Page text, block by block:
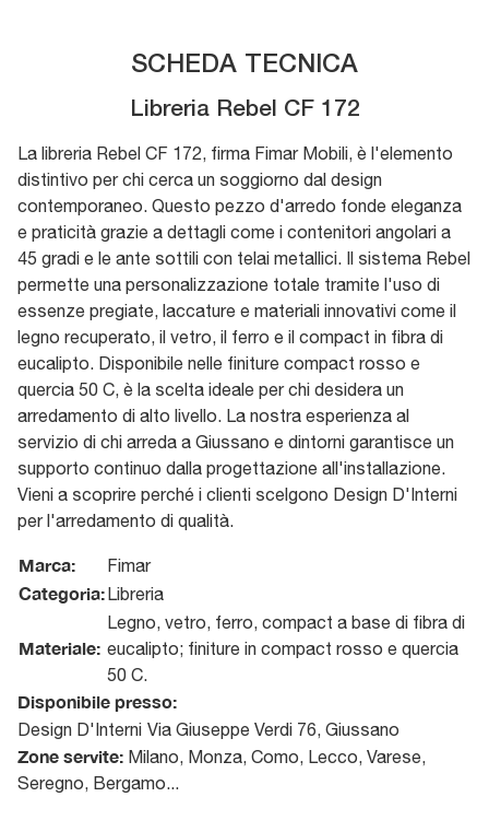
SCHEDA TECNICA
Libreria Rebel CF 172
La libreria Rebel CF 172, firma Fimar Mobili, è l'elemento
distintivo per chi cerca un soggiorno dal design
contemporaneo. Questo pezzo d'arredo fonde eleganza
e praticità grazie a dettagli come i contenitori angolari a
45 gradi e le ante sottili con telai metallici. Il sistema Rebel
permette una personalizzazione totale tramite l'uso di
essenze pregiate, laccature e materiali innovativi come il
legno recuperato, il vetro, il ferro e il compact in fibra di
eucalipto. Disponibile nelle finiture compact rosso e
quercia 50 C, è la scelta ideale per chi desidera un
arredamento di alto livello. La nostra esperienza al
servizio di chi arreda a Giussano e dintorni garantisce un
supporto continuo dalla progettazione all'installazione.
Vieni a scoprire perché i clienti scelgono Design D'Interni
per l'arredamento di qualità.
Marca: Fimar
Categoria:Libreria
Materiale:
Legno, vetro, ferro, compact a base di fibra di
eucalipto; finiture in compact rosso e quercia
50 C.
Disponibile presso:
Design D'Interni Via Giuseppe Verdi 76, Giussano
Zone servite: Milano, Monza, Como, Lecco, Varese,
Seregno, Bergamo...